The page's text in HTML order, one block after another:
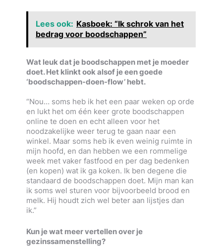
Lees ook: Kasboek: “Ik schrok van het
bedrag voor boodschappen”
Wat leuk dat je boodschappen met je moeder
doet. Het klinkt ook alsof je een goede
‘boodschappen-doen-flow’ hebt.
“Nou… soms heb ik het een paar weken op orde
en lukt het om één keer grote boodschappen
online te doen en echt alleen voor het
noodzakelijke weer terug te gaan naar een
winkel. Maar soms heb ik even weinig ruimte in
mijn hoofd, en dan hebben we een rommelige
week met vaker fastfood en per dag bedenken
(en kopen) wat ik ga koken. Ik ben degene die
standaard de boodschappen doet. Mijn man kan
ik soms wel sturen voor bijvoorbeeld brood en
melk. Hij houdt zich wel beter aan lijstjes dan
ik.”
Kun je wat meer vertellen over je
gezinssamenstelling?